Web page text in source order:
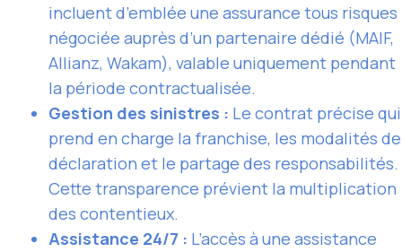
incluent d’emblée une assurance tous risques
négociée auprès d’un partenaire dédié (MAIF,
Allianz, Wakam), valable uniquement pendant
la période contractualisée.
Gestion des sinistres : Le contrat précise qui
prend en charge la franchise, les modalités de
déclaration et le partage des responsabilités.
Cette transparence prévient la multiplication
des contentieux.
Assistance 24/7 : L’accès à une assistance